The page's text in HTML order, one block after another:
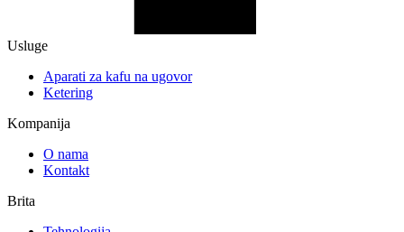
Usluge
Aparati za kafu na ugovor
Ketering
Kompanija
O nama
Kontakt
Brita